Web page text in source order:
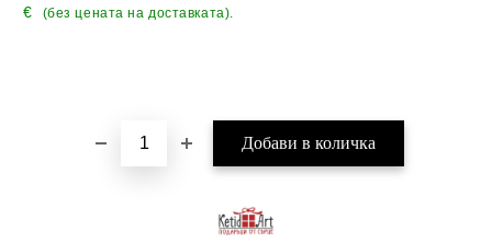
€
(без цената на доставката).